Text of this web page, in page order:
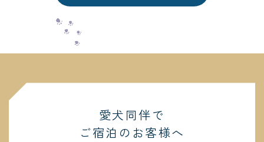
愛犬同伴で
ご宿泊のお客様へ